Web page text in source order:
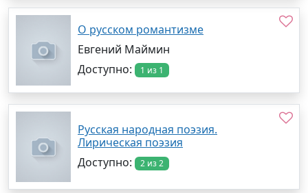
О русском романтизме
Евгений Маймин
Доступно:
1 из 1
Русская народная поэзия.
Лирическая поэзия
Доступно:
2 из 2